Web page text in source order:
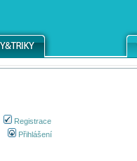
Registrace
Přihlášení